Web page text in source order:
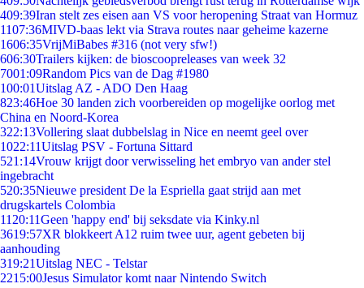
409:39Iran stelt zes eisen aan VS voor heropening Straat van Hormuz
1107:36MIVD-baas lekt via Strava routes naar geheime kazerne
1606:35VrijMiBabes #316 (not very sfw!)
606:30Trailers kijken: de bioscoopreleases van week 32
7001:09Random Pics van de Dag #1980
100:01Uitslag AZ - ADO Den Haag
823:46Hoe 30 landen zich voorbereiden op mogelijke oorlog met
China en Noord-Korea
322:13Vollering slaat dubbelslag in Nice en neemt geel over
1022:11Uitslag PSV - Fortuna Sittard
521:14Vrouw krijgt door verwisseling het embryo van ander stel
ingebracht
520:35Nieuwe president De la Espriella gaat strijd aan met
drugskartels Colombia
11 20:11Geen 'happy end' bij seksdate via Kinky.nl
3619:57XR blokkeert A12 ruim twee uur, agent gebeten bij
aanhouding
319:21Uitslag NEC - Telstar
2215:00Jesus Simulator komt naar Nintendo Switch